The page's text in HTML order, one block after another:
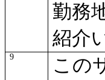
勤務
紹介
9
この